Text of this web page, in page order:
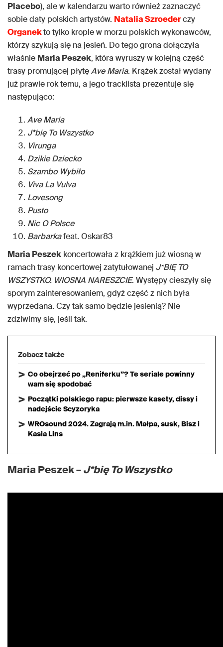
Placebo), ale w kalendarzu warto również zaznaczyć
sobie daty polskich artystów. Natalia Szroederczy
Organekto tylko krople w morzu polskich wykonawców,
którzy szykują się na jesień. Do tego grona dołączyła
właśnie Maria Peszek, która wyruszy w kolejną część
trasy promującej płytęAve Maria. Krążek został wydany
już prawie rok temu, a jego tracklista prezentuje się
następująco:
Ave Maria
J*bię To Wszystko
Virunga
Dzikie Dziecko
Szambo Wybiło
Viva La Vulva
Lovesong
Pusto
Nic O Polsce
Barbarkafeat. Oskar83
Maria Peszek koncertowała z krążkiem już wiosną w
ramach trasy koncertowej zatytułowanej J*BIĘ TO
WSZYSTKO. WIOSNA NARESZCIE. Występy cieszyły się
sporym zainteresowaniem, gdyż część z nich była
wyprzedana. Czy tak samo będzie jesienią? Nie
zdziwimy się, jeśli tak.
Zobacz także
Co obejrzeć po „Reniferku”? Te seriale powinny
wam się spodobać
Początki polskiego rapu: pierwsze kasety, dissy i
nadejście Scyzoryka
WROsound 2024. Zagrają m.in. Małpa, susk, Bisz i
Kasia Lins
Maria Peszek –J*bię To Wszystko